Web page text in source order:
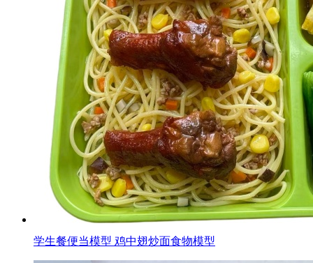
学生餐便当模型 鸡中翅炒面食物模型